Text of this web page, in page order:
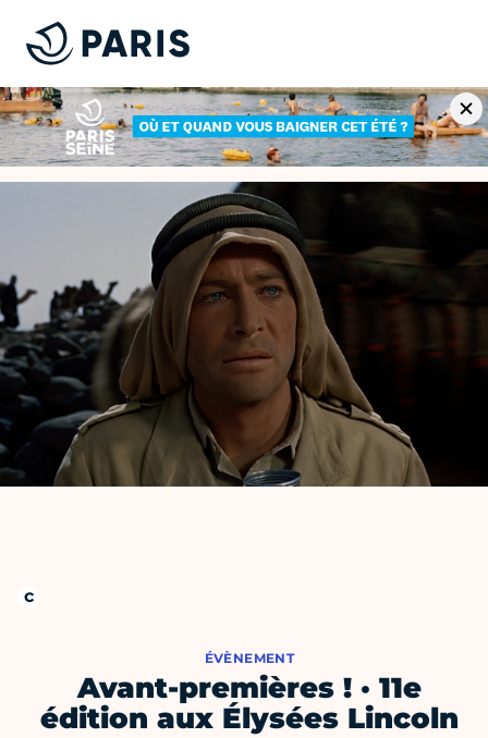
ÉVÈNEMENT
Avant-premières ! · 11e
édition aux Élysées Lincoln